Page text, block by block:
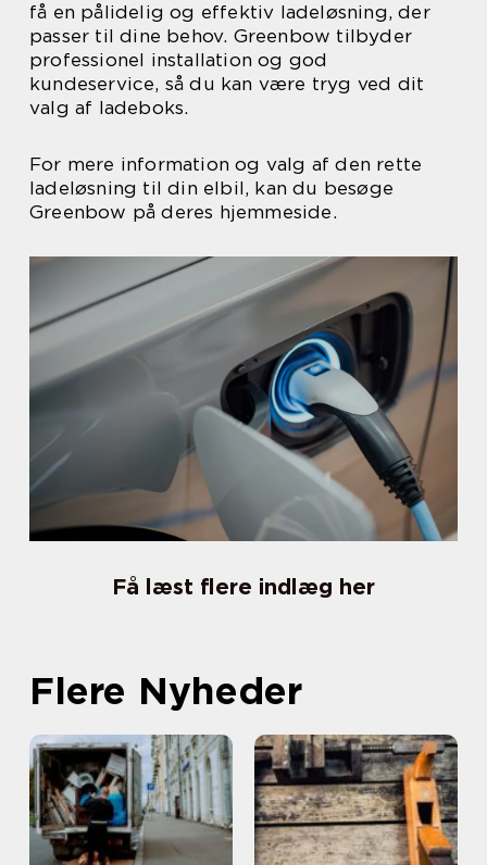
få en pålidelig og effektiv ladeløsning, der
passer til dine behov. Greenbow tilbyder
professionel installation og god
kundeservice, så du kan være tryg ved dit
valg af ladeboks.
For mere information og valg af den rette
ladeløsning til din elbil, kan du besøge
Greenbow på deres hjemmeside.
Få læst flere indlæg her
Flere Nyheder